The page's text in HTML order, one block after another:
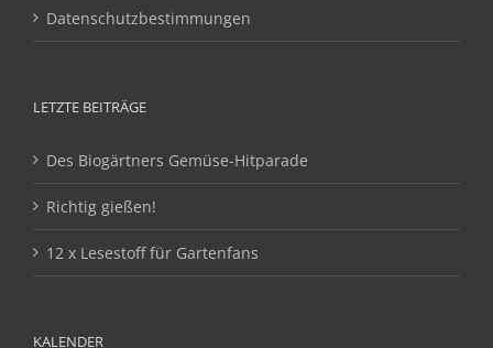
Datenschutzbestimmungen
LETZTE BEITRÄGE
Des Biogärtners Gemüse-Hitparade
Richtig gießen!
12 x Lesestoff für Gartenfans
KALENDER